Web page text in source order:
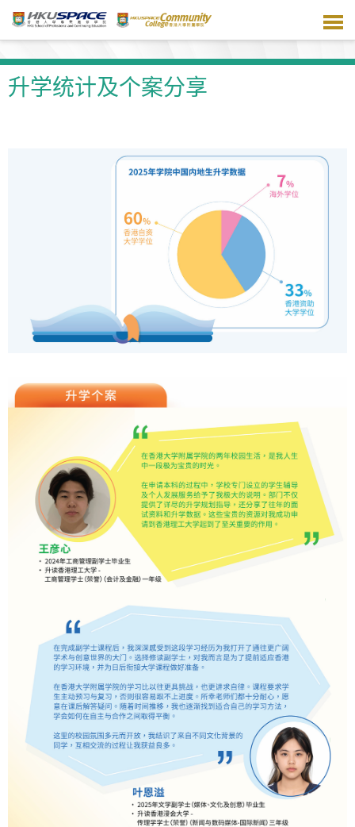
主
容升学统计及个案分享